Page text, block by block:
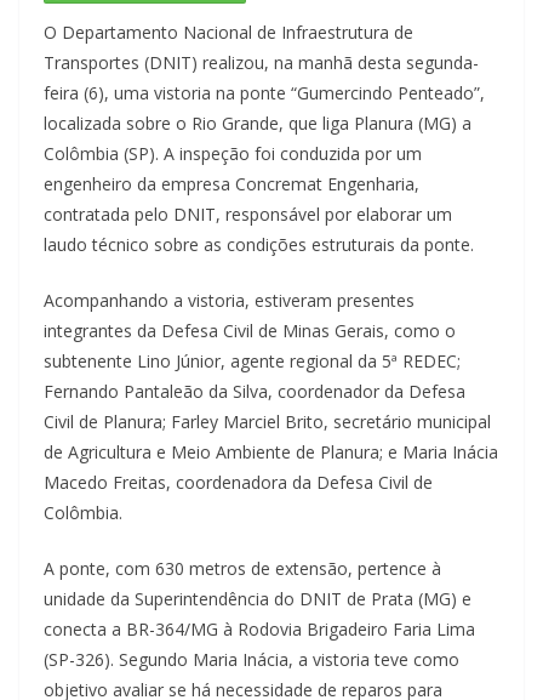
O Departamento Nacional de Infraestrutura de
Transportes (DNIT) realizou, na manhã desta segunda-
feira (6), uma vistoria na ponte “Gumercindo Penteado”,
localizada sobre o Rio Grande, que liga Planura (MG) a
Colômbia (SP). A inspeção foi conduzida por um
engenheiro da empresa Concremat Engenharia,
contratada pelo DNIT, responsável por elaborar um
laudo técnico sobre as condições estruturais da ponte.
Acompanhando a vistoria, estiveram presentes
integrantes da Defesa Civil de Minas Gerais, como o
subtenente Lino Júnior, agente regional da 5ª REDEC;
Fernando Pantaleão da Silva, coordenador da Defesa
Civil de Planura; Farley Marciel Brito, secretário municipal
de Agricultura e Meio Ambiente de Planura; e Maria Inácia
Macedo Freitas, coordenadora da Defesa Civil de
Colômbia.
A ponte, com 630 metros de extensão, pertence à
unidade da Superintendência do DNIT de Prata (MG) e
conecta a BR-364/MG à Rodovia Brigadeiro Faria Lima
(SP-326). Segundo Maria Inácia, a vistoria teve como
objetivo avaliar se há necessidade de reparos para